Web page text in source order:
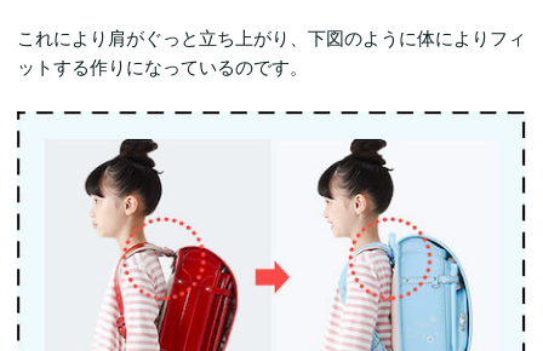
これにより肩がぐっと立ち上がり、下図のように体によりフィ
ットする作りになっているのです。